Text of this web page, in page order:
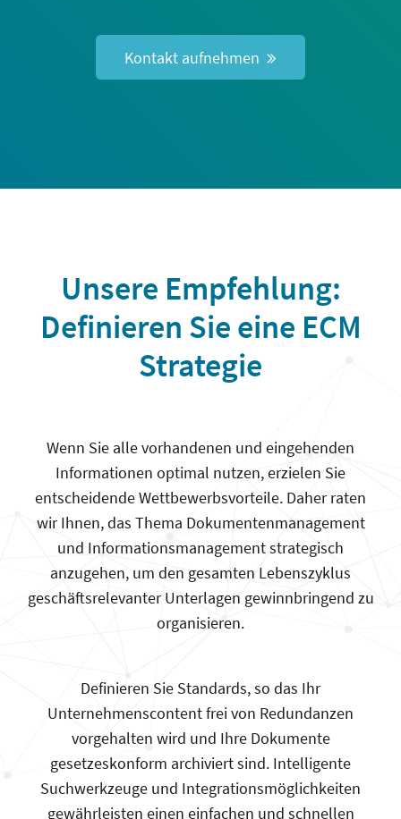
Kontakt aufnehmen
Unsere Empfehlung:
Definieren Sie eine ECM
Strategie
Wenn Sie alle vorhandenen und eingehenden
Informationen optimal nutzen, erzielen Sie
entscheidende Wettbewerbsvorteile. Daher raten
wir Ihnen, das Thema Dokumentenmanagement
und Informationsmanagement strategisch
anzugehen, um den gesamten Lebenszyklus
geschäftsrelevanter Unterlagen gewinnbringend zu
organisieren.
Definieren Sie Standards, so das Ihr
Unternehmenscontent frei von Redundanzen
vorgehalten wird und Ihre Dokumente
gesetzeskonform archiviert sind. Intelligente
Suchwerkzeuge und Integrationsmöglichkeiten
gewährleisten einen einfachen und schnellen